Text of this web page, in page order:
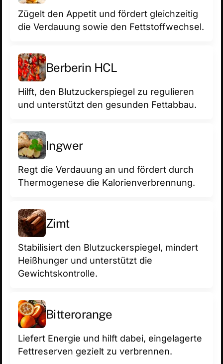
Zügelt den Appetit und fördert gleichzeitig
die Verdauung sowie den Fettstoffwechsel.
Berberin HCL
Hilft, den Blutzuckerspiegel zu regulieren
und unterstützt den gesunden Fettabbau.
Ingwer
Regt die Verdauung an und fördert durch
Thermogenese die Kalorienverbrennung.
Zimt
Stabilisiert den Blutzuckerspiegel, mindert
Heißhunger und unterstützt die
Gewichtskontrolle.
Bit­ter­oran­ge
Liefert Energie und hilft dabei, eingelagerte
Fettreserven gezielt zu verbrennen.